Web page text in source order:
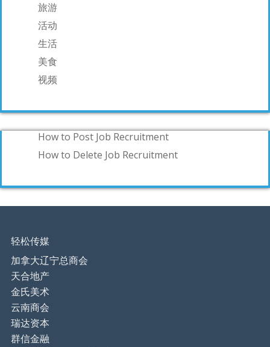
旅游
活动
生活
美食
视频
How to Post Job Recruitment
How to Delete Job Recruitment
轻松传媒
加拿大辽宁总商会
天合地产
金氏美术
云南商会
瑞达资本
群信金融